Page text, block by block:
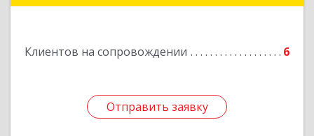
Клиентов на сопровождении 6
Отправить заявку
Отправить заявку